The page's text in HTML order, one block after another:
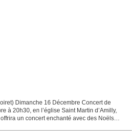
Dimanche 16 Décembre Concert de
à 20h30, en l’église Saint Martin d’Amilly,
un concert enchanté avec des Noëls